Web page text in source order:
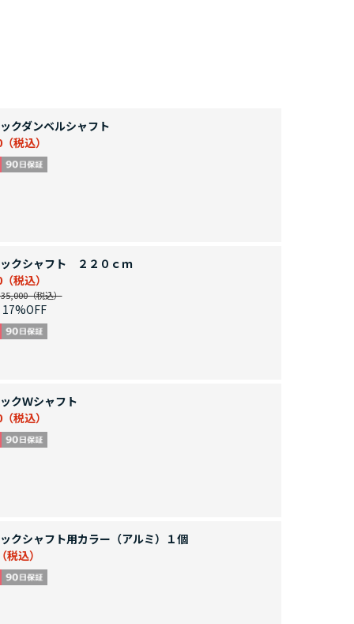
クダンベルシャフト
クシャフト ２２０ｃｍ
17%OFF
クＷシャフト
クシャフト用カラー（アルミ）１個